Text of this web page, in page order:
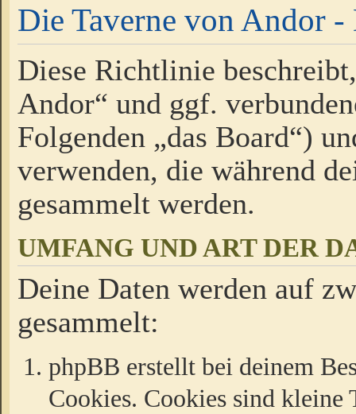
Die Taverne von Andor
Diese Richtlinie
Andor“ und ggf.
Folgenden „das Board“)
verwenden, die während
gesammelt werden.
UMFANG UND ART DER
Deine Daten werden auf
gesammelt:
phpBB erstellt bei deinem
Cookies. Cookies sind kleine